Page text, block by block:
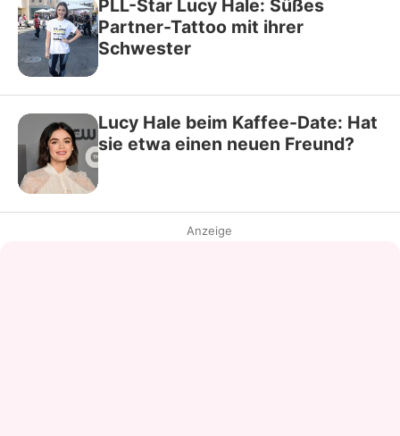
PLL-Star Lucy Hale: Süßes
Partner-Tattoo mit ihrer
Schwester
Lucy Hale beim Kaffee-Date: Hat
sie etwa einen neuen Freund?
Anzeige